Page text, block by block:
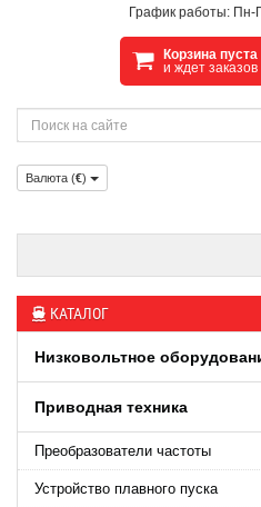
График работы: Пн-
Корзина пуста
и ждет заказов
Валюта (€)
КАТАЛОГ
Низковольтное
Приводная техника
Преобразователи частоты
Устройство плавного пуска